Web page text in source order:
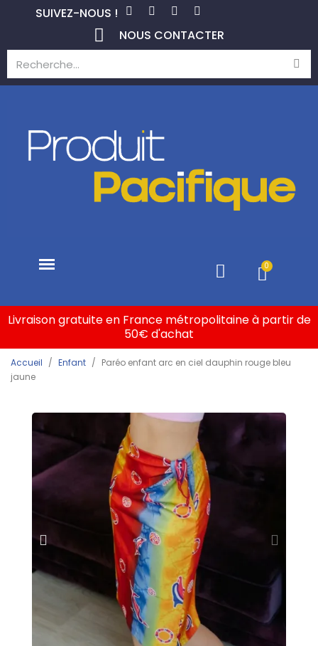
SUIVEZ-NOUS !
NOUS CONTACTER
Livraison gratuite en France métropolitaine à partir de
50€ d'achat
Accueil Enfant
Paréo enfant arc en ciel dauphin rouge bleu
jaune